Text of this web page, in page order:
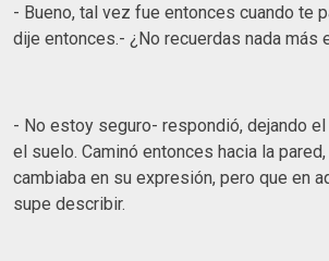
- Bueno, tal vez fue entonces cuando te
dije entonces.- ¿No recuerdas nada más
- No estoy seguro- respondió, dejando
el suelo. Caminó entonces hacia la
cambiaba en su expresión, pero que en
supe describir.